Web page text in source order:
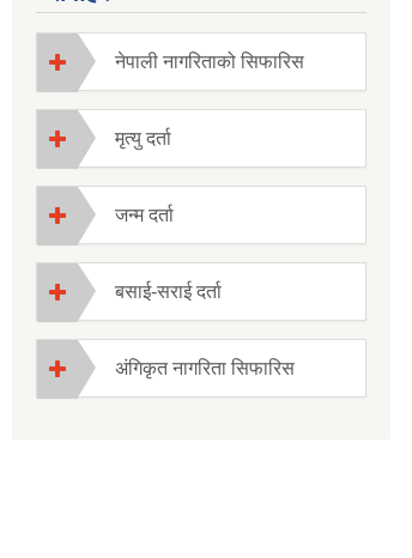
नेपाली नागरिताको सिफारिस
मृत्यु दर्ता
जन्म दर्ता
बसाई-सराई दर्ता
अंगिकृत नागरिता सिफारिस